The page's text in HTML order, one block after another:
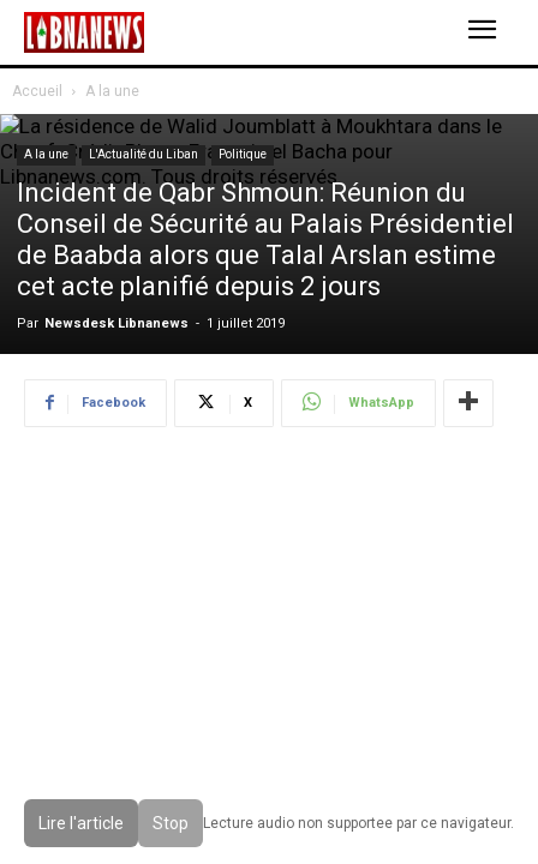
Accueil A la une
A la une L'Actualité du Liban Politique
Incident de Qabr Shmoun: Réunion du
Conseil de Sécurité au Palais Présidentiel
de Baabda alors que Talal Arslan estime
cet acte planifié depuis 2 jours
Par Newsdesk Libnanews - 1 juillet 2019
Facebook X WhatsApp
Lire l'article Stop Lecture audio non supportee par ce navigateur.